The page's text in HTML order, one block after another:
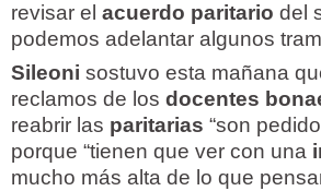
revisar el acuerdo paritario del
podemos adelantar algunos
Sileoni sostuvo esta mañana
reclamos de los docentes
reabrir las paritarias “son
porque “tienen que ver con una
mucho más alta de lo que